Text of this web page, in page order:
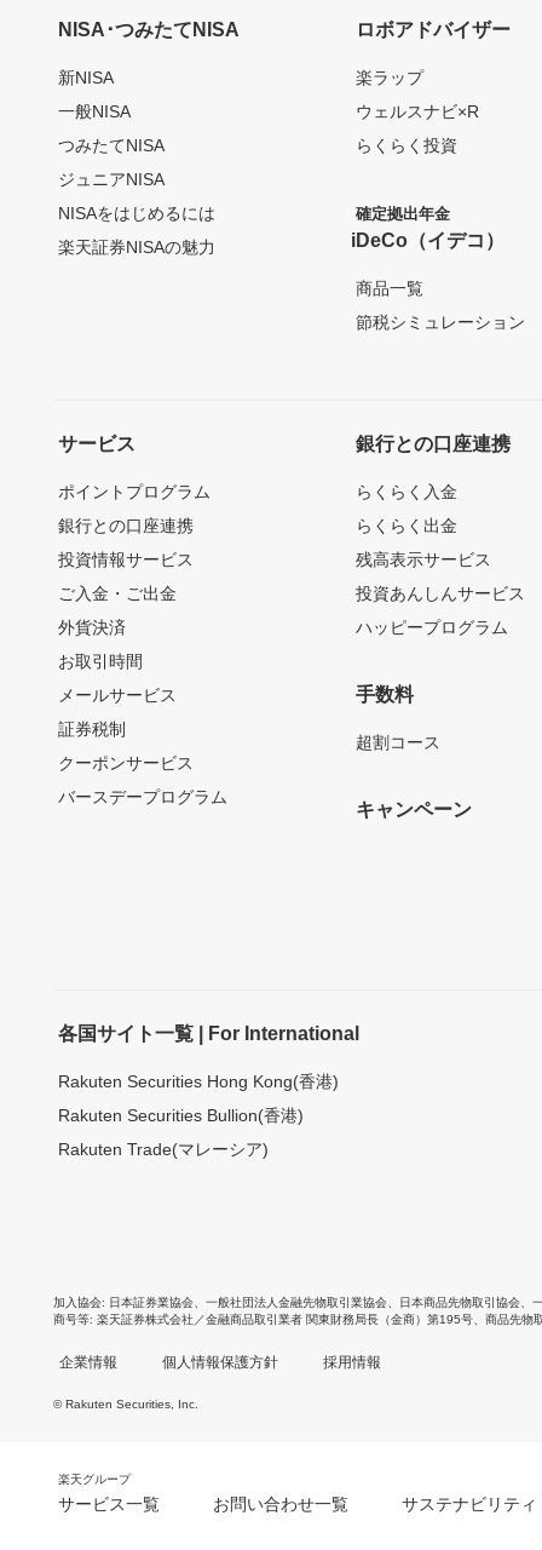
NISA･つみたてNISA
新NISA
一般NISA
つみたてNISA
ジュニアNISA
NISAをはじめるには
楽天証券NISAの魅力
ロボアドバイザー
楽ラップ
ウェルスナビ×R
らくらく投資
確定拠出年金
iDeCo（イデコ）
商品一覧
節税シミュレーション
サービス
ポイントプログラム
銀行との口座連携
投資情報サービス
ご入金・ご出金
外貨決済
お取引時間
メールサービス
証券税制
クーポンサービス
バースデープログラム
銀行との口座連携
らくらく入金
らくらく出金
残高表示サービス
投資あんしんサービス
ハッピープログラム
手数料
超割コース
キャンペーン
各国サイト一覧 | For International
Rakuten Securities Hong Kong(香港)
Rakuten Securities Bullion(香港)
Rakuten Trade(マレーシア)
加入協会 日本証券業協会 一般社団法人金融先物取引業協会 日本商品先物取引協会
商号等 楽天証券株式会社／金融商品取引業者 関東財務局長（金商）第195号、商品先物
企業情報 個人情報保護方針 採用情報
© Rakuten Securities, Inc.
楽天グループ
サービス一覧 お問い合わせ一覧 サステナビリティ